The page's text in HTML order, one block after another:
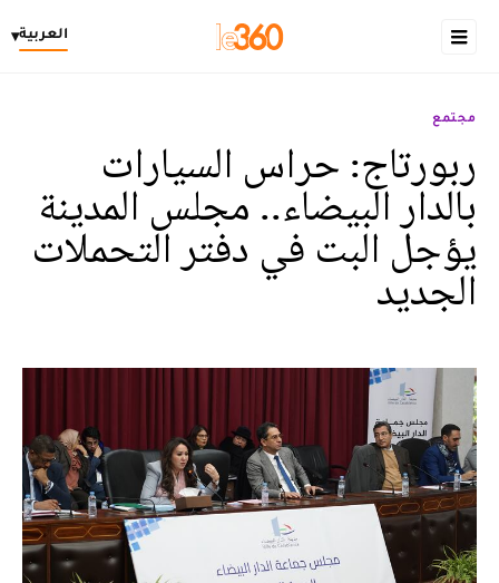
العربية▾
مجتمع
ربورتاج: حراس السيارات
بالدار البيضاء.. مجلس المدينة
يؤجل البت في دفتر التحملات
الجديد